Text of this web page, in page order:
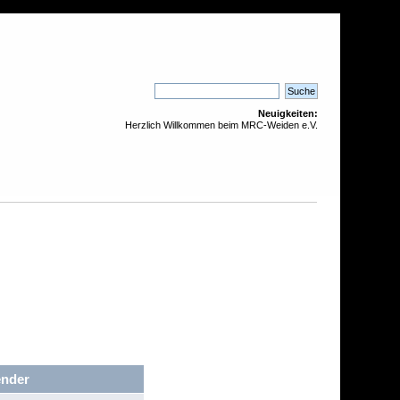
Neuigkeiten:
Herzlich Willkommen beim MRC-Weiden e.V.